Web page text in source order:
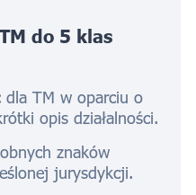
do 5 klas
dla TM w oparciu o
opis działalności.
znaków
jurysdykcji.